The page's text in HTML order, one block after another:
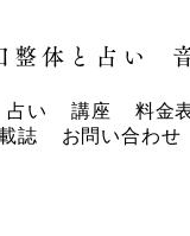
整体と占い
占い 講座 料金
誌 お問い合わせ